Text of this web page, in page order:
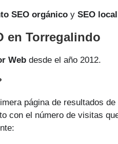
SEO orgánico y SEO local
en Torregalindo
Web desde el año 2012.
página de resultados
con el número de visitas